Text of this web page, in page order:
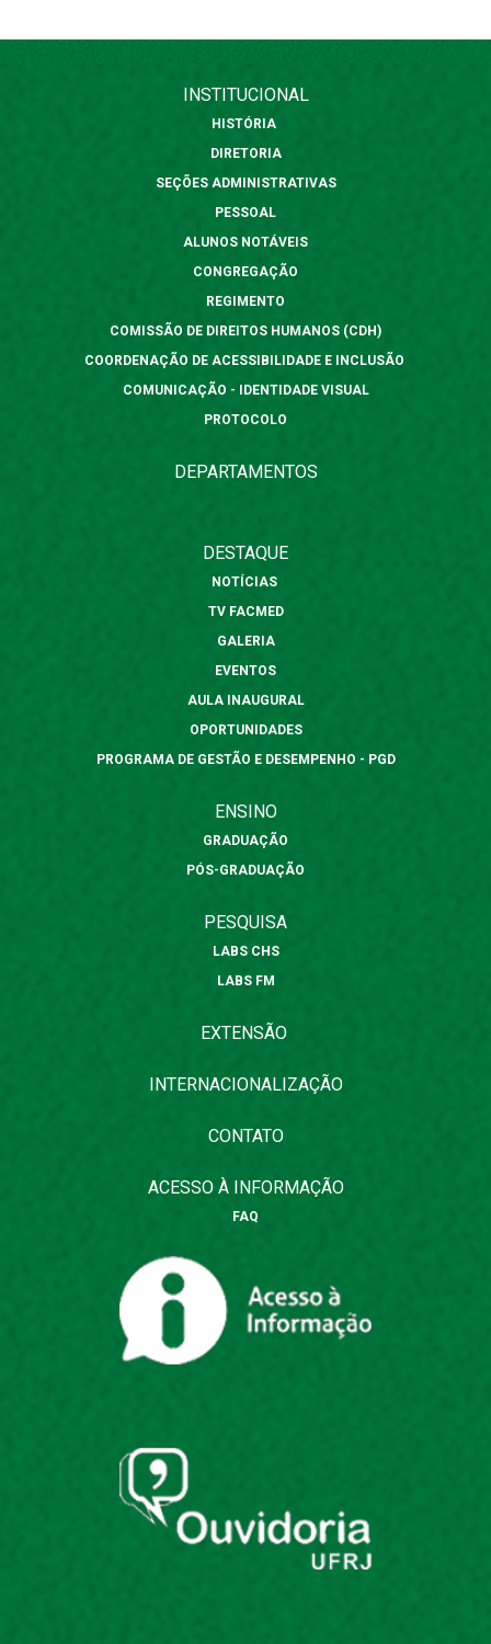
INSTITUCIONAL
HISTÓRIA
DIRETORIA
SEÇÕES ADMINISTRATIVAS
PESSOAL
ALUNOS NOTÁVEIS
CONGREGAÇÃO
REGIMENTO
COMISSÃO DE DIREITOS HUMANOS (CDH)
COORDENAÇÃO DE ACESSIBILIDADE E INCLUSÃO
COMUNICAÇÃO - IDENTIDADE VISUAL
PROTOCOLO
DEPARTAMENTOS
DESTAQUE
NOTÍCIAS
TV FACMED
GALERIA
EVENTOS
AULA INAUGURAL
OPORTUNIDADES
PROGRAMA DE GESTÃO E DESEMPENHO - PGD
ENSINO
GRADUAÇÃO
PÓS-GRADUAÇÃO
PESQUISA
LABS CHS
LABS FM
EXTENSÃO
INTERNACIONALIZAÇÃO
CONTATO
ACESSO À INFORMAÇÃO
FAQ